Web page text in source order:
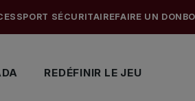
REDÉFINIR LE JEU
SPORT SÉCURITAIREFAIRE UN DON